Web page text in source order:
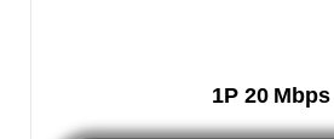
1P 20 Mbps